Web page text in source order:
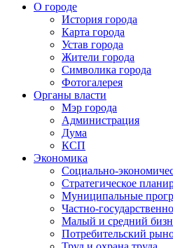
О городе
История города
Карта города
Устав города
Жители города
Символика города
Фотогалерея
Органы власти
Мэр города
Администрация
Дума
КСП
Экономика
Социально-
Стратегическое
Муниципальные
Частно-
Малый и средний
Потребительский